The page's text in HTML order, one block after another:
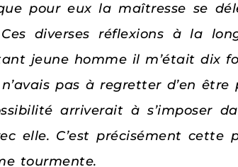
pour eux la maîtresse se
diverses réflexions à la
jeune homme il m’était dix
pas à regretter d’en
arriverait à
elle. C’est précisément
tourmente.